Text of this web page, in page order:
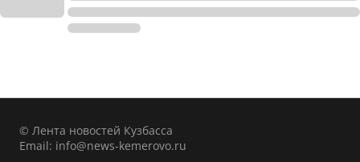
© Лента новостей Кузбасса
Email: info@news-kemerovo.ru